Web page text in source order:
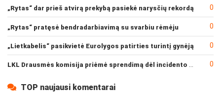
„Rytas“ dar prieš atvirą prekybą pasiekė narysčių rekordą 0
„Rytas“ pratęsė bendradarbiavimą su svarbiu rėmėju 0
„Lietkabelis“ pasikvietė Eurolygos patirties turintį gynėją 0
LKL Drausmės komisija priėmė sprendimą dėl incidento po „Neptūno“ ir „Juventus“ rungtynių 0
TOP naujausi komentarai